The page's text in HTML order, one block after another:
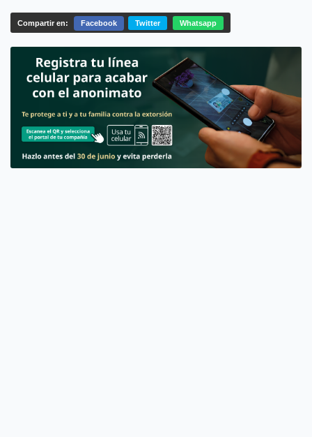
Compartir en: Facebook Twitter Whatsapp